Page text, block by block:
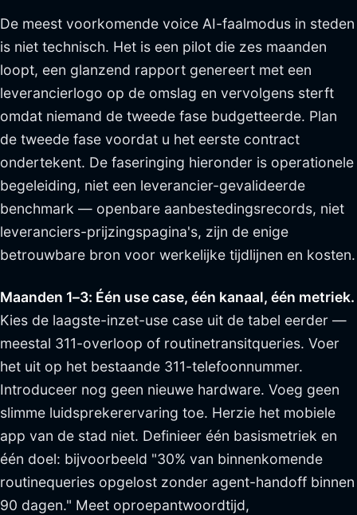
De meest voorkomende voice AI-faalmodus in steden
is niet technisch. Het is een pilot die zes maanden
loopt, een glanzend rapport genereert met een
leverancierlogo op de omslag en vervolgens sterft
omdat niemand de tweede fase budgetteerde. Plan
de tweede fase voordat u het eerste contract
ondertekent. De faseringing hieronder is operationele
begeleiding, niet een leverancier-gevalideerde
benchmark — openbare aanbestedingsrecords, niet
leveranciers-prijzingspagina's, zijn de enige
betrouwbare bron voor werkelijke tijdlijnen en kosten.
Maanden 1–3: Één use case, één kanaal, één metriek.
Kies de laagste-inzet-use case uit de tabel eerder —
meestal 311-overloop of routinetransitqueries. Voer
het uit op het bestaande 311-telefoonnummer.
Introduceer nog geen nieuwe hardware. Voeg geen
slimme luidsprekerervaring toe. Herzie het mobiele
app van de stad niet. Definieer één basismetriek en
één doel: bijvoorbeeld "30% van binnenkomende
routinequeries opgelost zonder agent-handoff binnen
90 dagen." Meet oproepantwoordtijd,